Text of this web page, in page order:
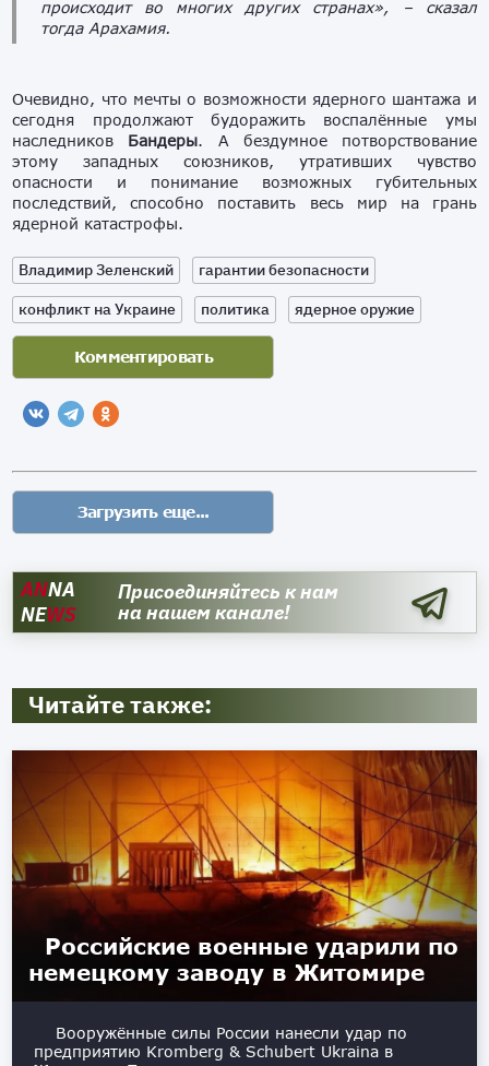
происходит во многих других странах», – сказал
тогда Арахамия.
Очевидно, что мечты о возможности ядерного шантажа и
сегодня продолжают будоражить воспалённые умы
наследников Бандеры. А бездумное потворствование
этому западных союзников, утративших чувство
опасности и понимание возможных губительных
последствий, способно поставить весь мир на грань
ядерной катастрофы.
Владимир Зеленский
гарантии безопасности
конфликт на Украине
политика ядерное оружие
ANNA
NEWS
Присоединяйтесь к нам
на нашем канале!
Читайте также:
Российские военные ударили по
немецкому заводу в Житомире
Вооружённые силы России нанесли удар по
предприятию Kromberg & Schubert Ukraina в